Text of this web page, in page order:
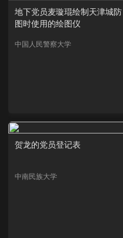
地下党员麦璇琨绘制天津城防
图时使用的绘图仪
中国人民警察大学
贺龙的党员登记表
中南民族大学